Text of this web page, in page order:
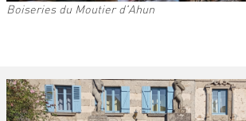
Boiseries du Moutier d'Ahun